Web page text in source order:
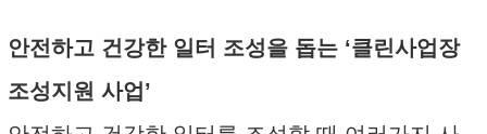
안전하고 건강한 일터 조성을 돕는 ‘클린사업장
조성지원 사업’